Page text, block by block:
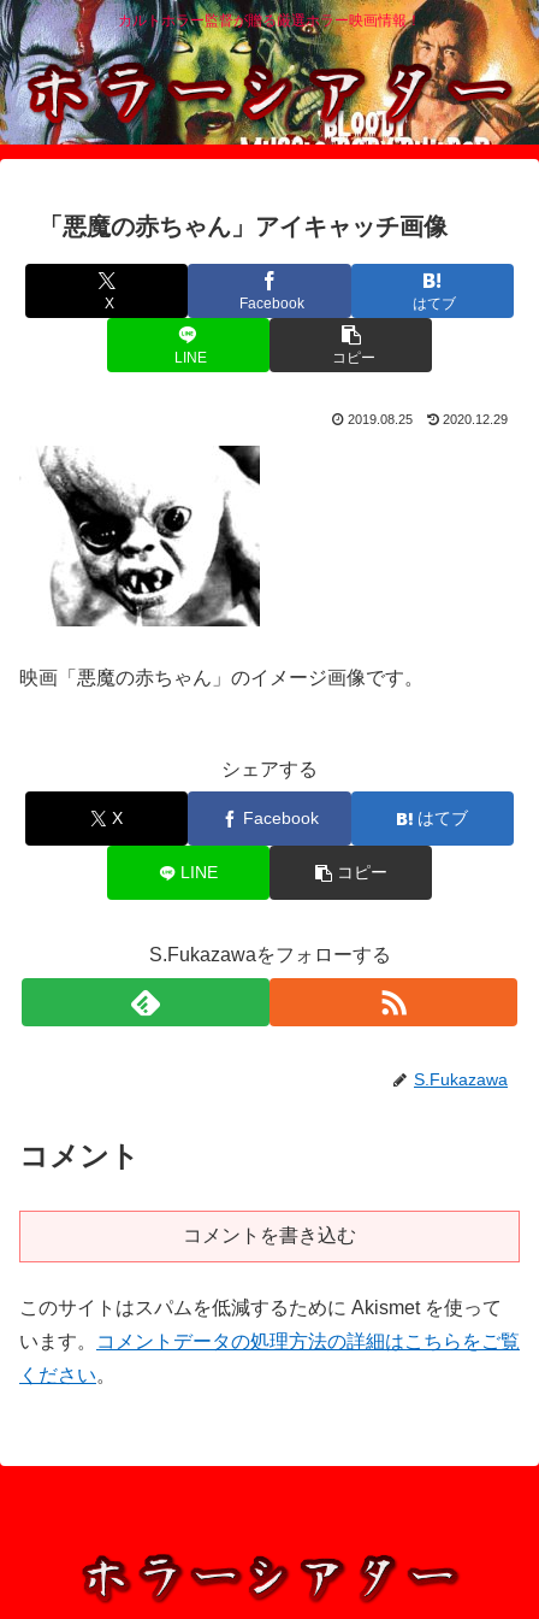
カルトホラー監督が贈る厳選ホラー映画情報！
「悪魔の赤ちゃん」アイキャッチ画像
X Facebook はてブ
LINE コピー
2019.08.25 2020.12.29
映画「悪魔の赤ちゃん」のイメージ画像です。
シェアする
X Facebook はてブ
LINE コピー
S.Fukazawaをフォローする
S.Fukazawa
コメント
コメントを書き込む
このサイトはスパムを低減するために Akismet を使って
います。
コメントデータの処理方法の詳細はこちらをご覧
ください。